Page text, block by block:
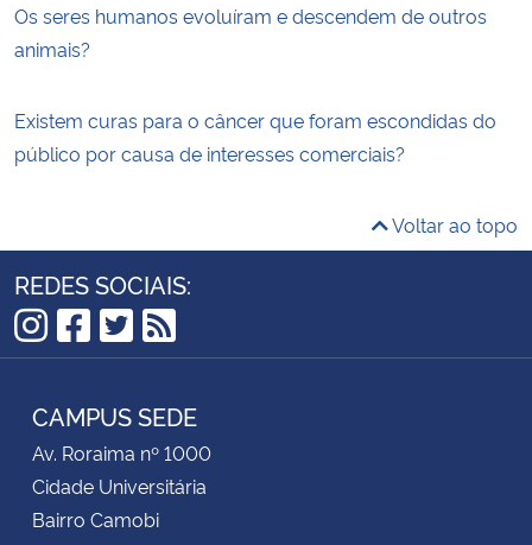
Os seres humanos evoluíram e descendem de outros
animais?
Existem curas para o câncer que foram escondidas do
público por causa de interesses comerciais?
Voltar ao topo
REDES SOCIAIS:
Instagram
Facebook
Twitter
RSS
CAMPUS SEDE
Av. Roraima nº 1000
Cidade Universitária
Bairro Camobi